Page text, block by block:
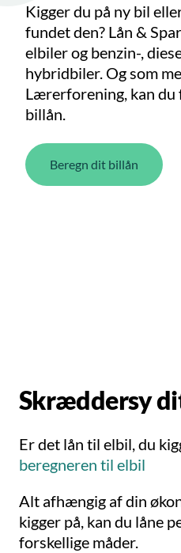
Kigger du på ny bil
fundet den? Lån &
elbiler og benzin-,
hybridbiler. Og som
Lærerforening, kan du
billån.
Beregn dit billån
Skræddersy
Er det lån til elbil, du
beregneren til elbil
Alt afhængig af din
kigger på, kan du låne
forskellige måder.